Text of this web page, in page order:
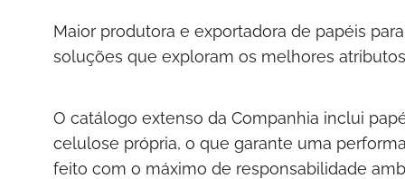
Maior produtora e exportadora de papéis
soluções que exploram os melhores
O catálogo extenso da Companhia inclui
celulose própria, o que garante uma
feito com o máximo de responsabilidade